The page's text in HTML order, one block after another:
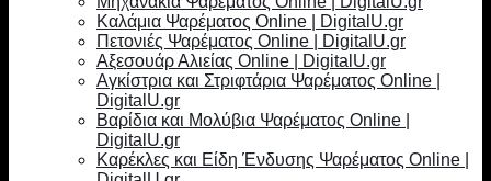
Καλάμια Ψαρέματος Online | DigitalU.gr
Πετονιές Ψαρέματος Online | DigitalU.gr
Αξεσουάρ Αλιείας Online | DigitalU.gr
Αγκίστρια και Στριφτάρια Ψαρέματος Online |
DigitalU.gr
Βαρίδια και Μολύβια Ψαρέματος Online |
DigitalU.gr
Καρέκλες και Είδη Ένδυσης Ψαρέματος Online |